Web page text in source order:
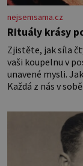
nejsemsama.cz
Rituály krásy
Zjistěte, jak síla
vaši koupelnu v
unavené mysli.
Každá z nás v
Ženy narozené ve
žár, odvahu a